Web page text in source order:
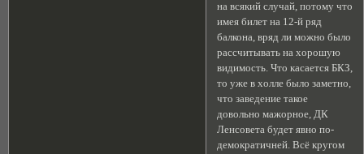
на всякий случай, потому что
имея билет на 12-й ряд
балкона, вряд ли можно было
рассчитывать на хорошую
видимость. Что касается БКЗ,
то уже в холле было заметно,
что заведение такое
довольно мажорное, ДК
Ленсовета будет явно по-
демократичней. Всё кругом